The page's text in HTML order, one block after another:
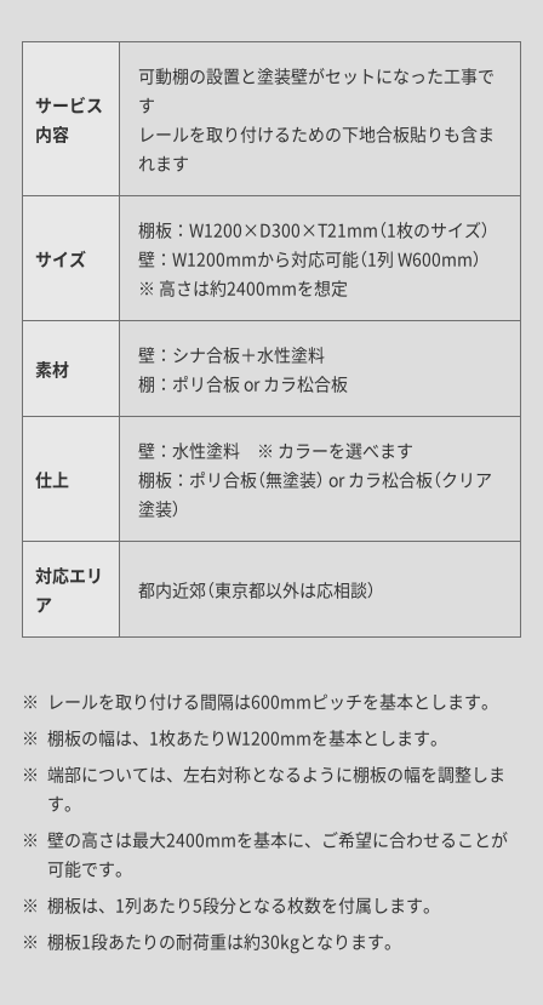
サービス
内容
可動棚の設置と塗装壁がセットになった工事で
す
レールを取り付けるための下地合板貼りも含ま
れます
サイズ
棚板：W1200×D300×T21mm（1枚のサイズ）
壁：W1200mmから対応可能（1列 W600mm）
※ 高さは約2400mmを想定
素材
壁：シナ合板＋水性塗料
棚：ポリ合板 or カラ松合板
仕上
壁：水性塗料 ※ カラーを選べます
棚板：ポリ合板（無塗装） or カラ松合板（クリア
塗装）
対応エリ
ア
都内近郊（東京都以外は応相談）
レールを取り付ける間隔は600mmピッチを基本とします。
棚板の幅は、1枚あたりW1200mmを基本とします。
端部については、左右対称となるように棚板の幅を調整しま
す。
壁の高さは最大2400mmを基本に、ご希望に合わせることが
可能です。
棚板は、1列あたり5段分となる枚数を付属します。
棚板1段あたりの耐荷重は約30kgとなります。